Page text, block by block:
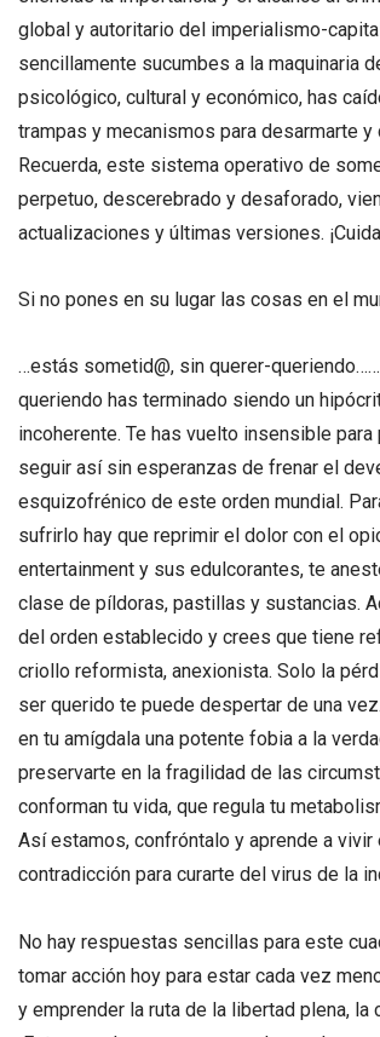
global y autoritario del imperialismo-
sencillamente sucumbes a la maquinaria
psicológico, cultural y económico, has
trampas y mecanismos para desarmarte
Recuerda, este sistema operativo de
perpetuo, descerebrado y desaforado,
actualizaciones y últimas versiones.
Si no pones en su lugar las cosas en el
…estás sometid@, sin querer-
queriendo has terminado siendo un
incoherente. Te has vuelto insensible para
seguir así sin esperanzas de frenar el
esquizofrénico de este orden mundial.
sufrirlo hay que reprimir el dolor con el
entertainment y sus edulcorantes, te
clase de píldoras, pastillas y sustancias.
del orden establecido y crees que tiene
criollo reformista, anexionista. Solo la
ser querido te puede despertar de una
en tu amígdala una potente fobia a la
preservarte en la fragilidad de las
conforman tu vida, que regula tu
Así estamos, confróntalo y aprende a vivir
contradicción para curarte del virus de la
No hay respuestas sencillas para este
tomar acción hoy para estar cada vez
y emprender la ruta de la libertad plena, la